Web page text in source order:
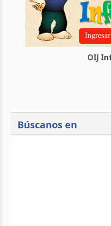
OIJ
Búscanos en